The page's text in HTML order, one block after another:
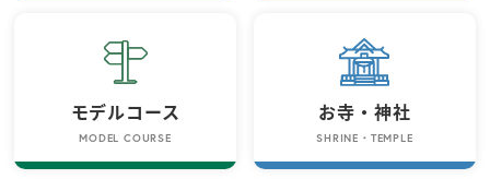
モデルコース
MODEL COURSE
お寺・神社
SHRINE・TEMPLE